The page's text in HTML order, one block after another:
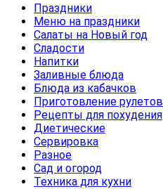
Праздники
Меню на праздники
Салаты на Новый год
Сладости
Напитки
Заливные блюда
Блюда из кабачков
Приготовление рулетов
Рецепты для похудения
Диетические
Сервировка
Разное
Сад и огород
Техника для кухни